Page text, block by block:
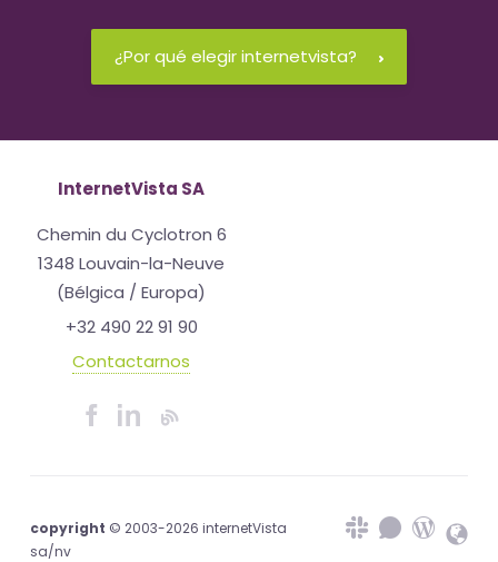
¿Por qué elegir internetvista?
InternetVista SA
Chemin du Cyclotron 6
1348 Louvain-la-Neuve
(Bélgica / Europa)
+32 490 22 91 90
Contactarnos
copyright © 2003-2026 internetVista
sa/nv